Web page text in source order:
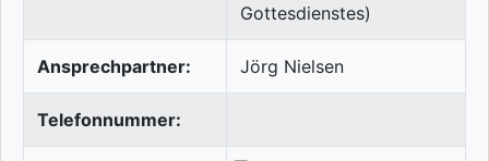
Gottesdienstes)
Ansprechpartner: Jörg Nielsen
Telefonnummer: